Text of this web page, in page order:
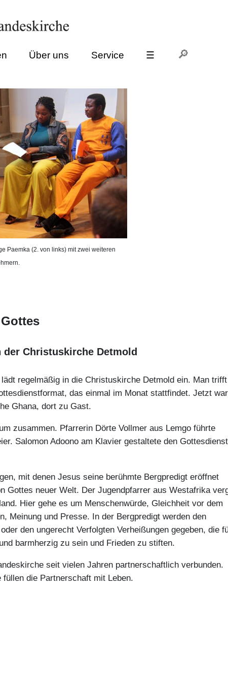
Über uns Service ☰
Paemka (2. von links) mit zwei weiteren
Christuskirche Detmold
regelmäßig in die Christuskirche Detmold ein. Man
das einmal im Monat stattfindet. Jetzt war
Ghana, dort zu Gast.
zusammen. Pfarrerin Dörte Vollmer aus Lemgo führte
Salomon Adoono am Klavier gestaltete den Gottesdienst
mit denen Jesus seine berühmte Bergpredigt eröffnet
Gottes neuer Welt. Der Jugendpfarrer aus Westafrika
Hier gehe es um Menschenwürde, Gleichheit vor dem
Meinung und Presse. In der Bergpredigt werden den
den ungerecht Verfolgten Verheißungen gegeben, die
barmherzig zu sein und Frieden zu stiften.
seit vielen Jahren partnerschaftlich verbunden.
die Partnerschaft mit Leben.